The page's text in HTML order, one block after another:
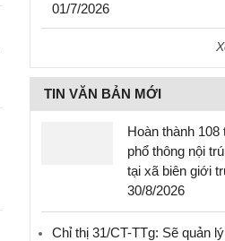
01/7/2026
TIN VĂN BẢN MỚI
Hoàn thành
phổ thông nội
tại xã biên giới
30/8/2026
Chỉ thị 31/CT-TTg: Sẽ quản